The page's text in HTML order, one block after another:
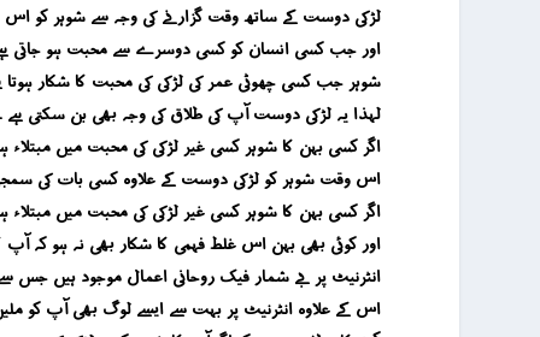
لڑکی دوست کے ساتھ وقت گزارنے کی وجہ سے شوہر کو اس
اور جب کسی انسان کو کسی دوسرے سے محبت ہو جاتی
شوہر جب کسی چھوٹی عمر کی لڑکی کی محبت کا شکار
لہذا یہ لڑکی دوست آپ کی طلاق کی وجہ بھی بن سکتی ہے
اگر کسی بہن کا شوہر کسی غیر لڑکی کی محبت میں مبتلاء
اس وقت شوہر کو لڑکی دوست کے علاوہ کسی بات کی
اگر کسی بہن کا شوہر کسی غیر لڑکی کی محبت میں
اور کوئی بھی بہن اس غلط فہمی کا شکار بھی نہ ہو کہ
انٹرنیٹ پر بے شمار فیک روحانی اعمال موجود ہیں جس
اس کے علاوہ انٹرنیٹ پر بہت سے ایسے لوگ بھی آپ کو